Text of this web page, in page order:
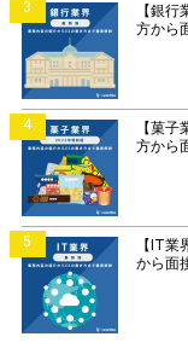
3
【銀
方から
4
【菓
方から
5
【IT
から面